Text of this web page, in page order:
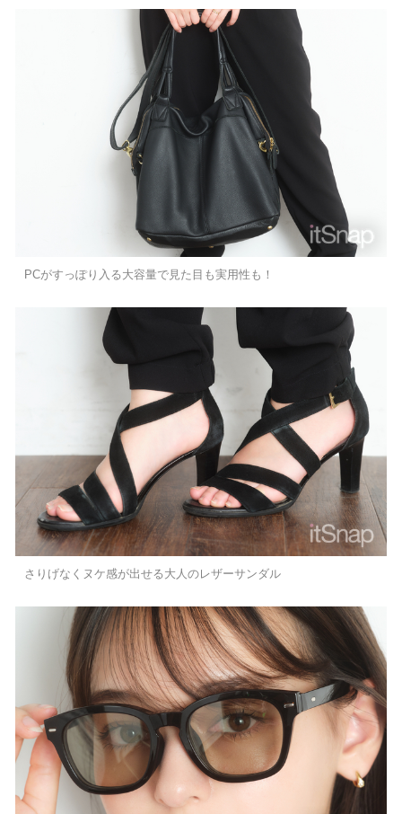
PCがすっぽり入る大容量で見た目も実用性も！
さりげなくヌケ感が出せる大人のレザーサンダル